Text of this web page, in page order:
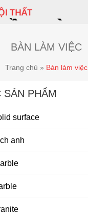
BÀN LÀM VIỆC
Trang chủ » Bàn làm việc
SẢN PHẨM
surface
anh